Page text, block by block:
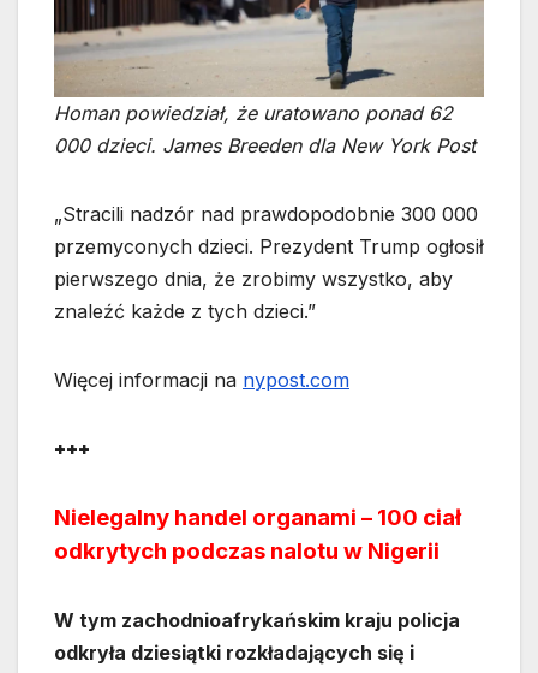
Homan powiedział, że uratowano ponad 62
000 dzieci. James Breeden dla New York Post
„Stracili nadzór nad prawdopodobnie 300 000
przemyconych dzieci. Prezydent Trump ogłosił
pierwszego dnia, że zrobimy wszystko, aby
znaleźć każde z tych dzieci.”
Więcej informacji na nypost.com
+++
Nielegalny handel organami – 100 ciał
odkrytych podczas nalotu w Nigerii
W tym zachodnioafrykańskim kraju policja
odkryła dziesiątki rozkładających się i